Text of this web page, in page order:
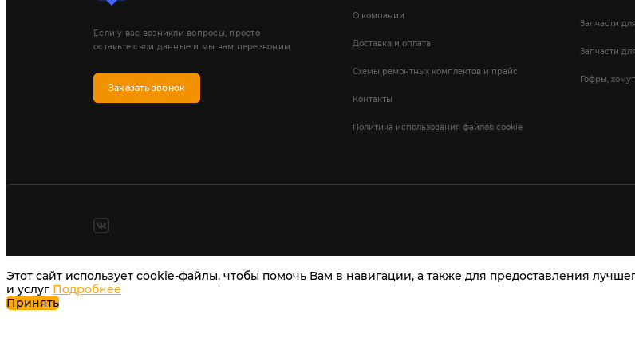
Если у вас возникли вопросы, просто
оставьте свои данные и мы вам перезвоним
Заказать звонок
О компании
Доставка и оплата
Схемы ремонтных комплектов и прайс
Контакты
Политика использования файлов cookie
Запчасти
Запчасти
Гофры,
Этот сайт использует cookie-файлы, чтобы помочь Вам в навигации, а также для предоставления
и услуг Подробнее
Принять